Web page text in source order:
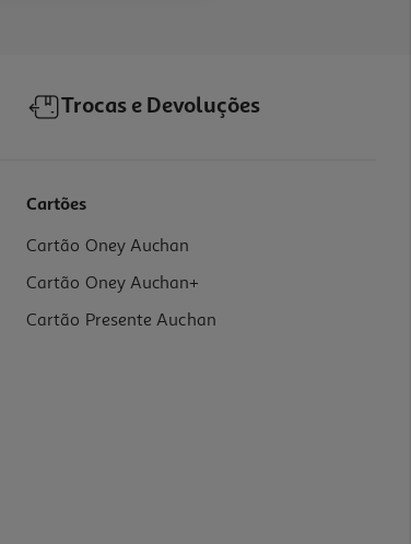
Trocas e Devoluções
Cartões
Cartão Oney Auchan
Cartão Oney Auchan+
Cartão Presente Auchan